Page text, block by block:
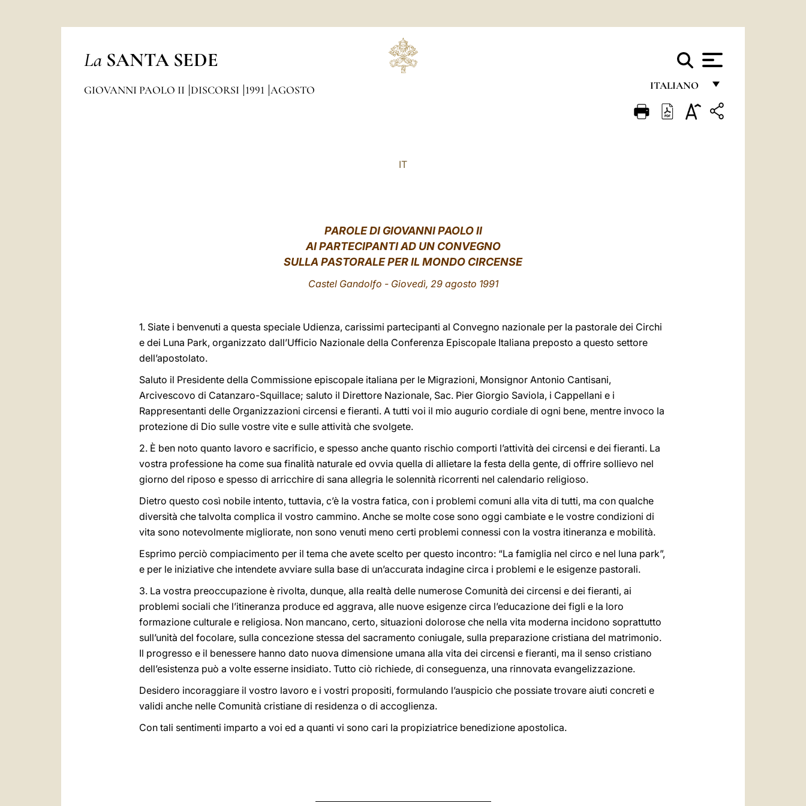
La SANTA SEDE
ITALIANO
FRANÇAIS
GIOVANNI PAOLO II DISCORSI 1991 AGOSTO
IT
PAROLE DI GIOVANNI PAOLO II
AI PARTECIPANTI AD UN CONVEGNO
SULLA PASTORALE PER IL MONDO CIRCENSE
Castel Gandolfo - Giovedì, 29 agosto 1991
1. Siate i benvenuti a questa speciale Udienza, carissimi partecipanti al Convegno nazionale per la pastorale dei Circhi
e dei Luna Park, organizzato dall’Ufficio Nazionale della Conferenza Episcopale Italiana preposto a questo settore
dell’apostolato.
Saluto il Presidente della Commissione episcopale italiana per le Migrazioni, Monsignor Antonio Cantisani,
Arcivescovo di Catanzaro-Squillace; saluto il Direttore Nazionale, Sac. Pier Giorgio Saviola, i Cappellani e i
Rappresentanti delle Organizzazioni circensi e fieranti. A tutti voi il mio augurio cordiale di ogni bene, mentre invoco la
protezione di Dio sulle vostre vite e sulle attività che svolgete.
2. È ben noto quanto lavoro e sacrificio, e spesso anche quanto rischio comporti l’attività dei circensi e dei fieranti. La
vostra professione ha come sua finalità naturale ed ovvia quella di allietare la festa della gente, di offrire sollievo nel
giorno del riposo e spesso di arricchire di sana allegria le solennità ricorrenti nel calendario religioso.
Dietro questo così nobile intento, tuttavia, c’è la vostra fatica, con i problemi comuni alla vita di tutti, ma con qualche
diversità che talvolta complica il vostro cammino. Anche se molte cose sono oggi cambiate e le vostre condizioni di
vita sono notevolmente migliorate, non sono venuti meno certi problemi connessi con la vostra itineranza e mobilità.
Esprimo perciò compiacimento per il tema che avete scelto per questo incontro: “La famiglia nel circo e nel luna park”,
e per le iniziative che intendete avviare sulla base di un’accurata indagine circa i problemi e le esigenze pastorali.
3. La vostra preoccupazione è rivolta, dunque, alla realtà delle numerose Comunità dei circensi e dei fieranti, ai
problemi sociali che l’itineranza produce ed aggrava, alle nuove esigenze circa l’educazione dei figli e la loro
formazione culturale e religiosa. Non mancano, certo, situazioni dolorose che nella vita moderna incidono soprattutto
sull’unità del focolare, sulla concezione stessa del sacramento coniugale, sulla preparazione cristiana del matrimonio.
Il progresso e il benessere hanno dato nuova dimensione umana alla vita dei circensi e fieranti, ma il senso cristiano
dell’esistenza può a volte esserne insidiato. Tutto ciò richiede, di conseguenza, una rinnovata evangelizzazione.
Desidero incoraggiare il vostro lavoro e i vostri propositi, formulando l’auspicio che possiate trovare aiuti concreti e
validi anche nelle Comunità cristiane di residenza o di accoglienza.
Con tali sentimenti imparto a voi ed a quanti vi sono cari la propiziatrice benedizione apostolica.